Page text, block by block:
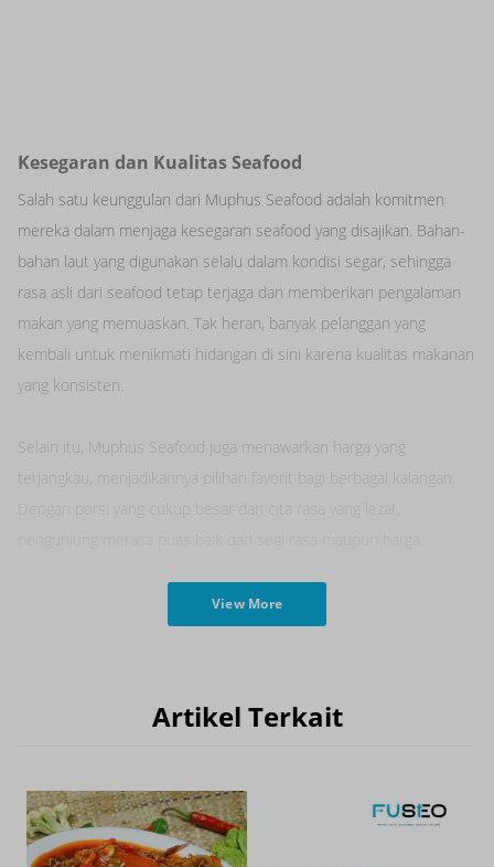
Kesegaran dan Kualitas Seafood
Salah satu keunggulan dari Muphus Seafood adalah komitmen
mereka dalam menjaga kesegaran seafood yang disajikan. Bahan-
bahan laut yang digunakan selalu dalam kondisi segar, sehingga
rasa asli dari seafood tetap terjaga dan memberikan pengalaman
makan yang memuaskan. Tak heran, banyak pelanggan yang
kembali untuk menikmati hidangan di sini karena kualitas makanan
yang konsisten.
Selain itu, Muphus Seafood juga menawarkan harga yang
terjangkau, menjadikannya pilihan favorit bagi berbagai kalangan.
Dengan porsi yang cukup besar dan cita rasa yang lezat,
View More
Artikel Terkait